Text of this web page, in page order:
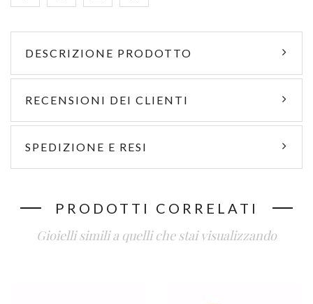
DESCRIZIONE PRODOTTO
RECENSIONI DEI CLIENTI
SPEDIZIONE E RESI
PRODOTTI CORRELATI
Gioielli simili a quelli che stai visualizzando